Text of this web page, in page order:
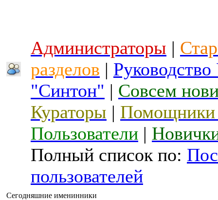
Администраторы |
разделов |
"Синтон" | Совсем
Кураторы | Помощники
Пользователи |
Полный список по:
пользователей
Сегодняшние именинники